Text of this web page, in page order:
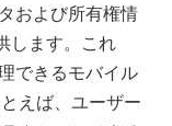
および所有権情
します。これ
できるモバイル
えば、ユーザー